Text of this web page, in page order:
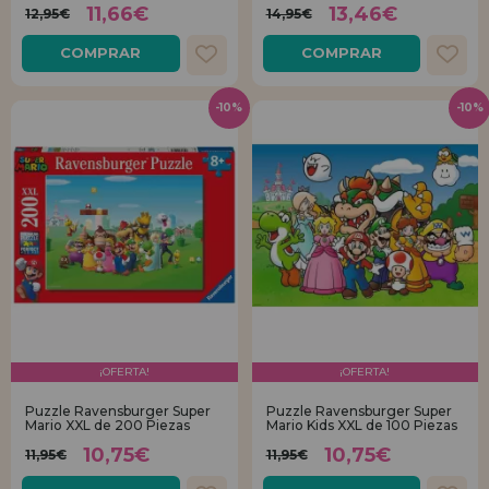
12,95€
11,66€
COMPRAR
14,95€ 13,46€
COMPRAR
¡OFERTA!
Puzzle Ravensburger Super
Mario XXL de 200 Piezas
11,95€
10,75€
-10%
¡OFERTA!
Puzzle Ravensburger Super
Mario Kids XXL de 100 Piezas
11,95€
10,75€
-10%